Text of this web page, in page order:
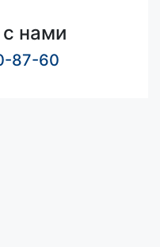
нами
87-60